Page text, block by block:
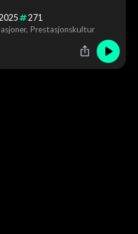
271
Prestasjonskultur